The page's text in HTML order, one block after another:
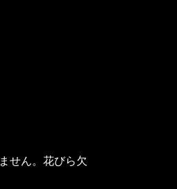
せん。花びら欠